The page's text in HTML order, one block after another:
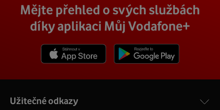
Mějte přehled o svých službách
díky aplikaci Můj Vodafone+
Užitečné odkazy